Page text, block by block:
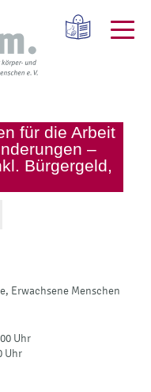
für die Arbeit
–
Bürgergeld,
Erwachsene Menschen
Uhr
Uhr